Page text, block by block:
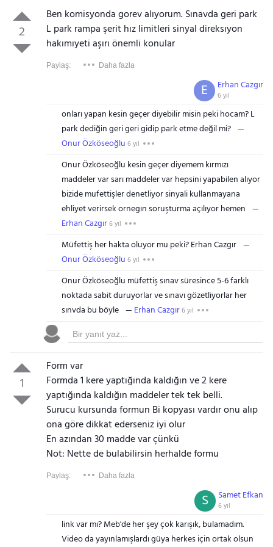
2
Ben komisyonda gorev alıyorum. Sınavda geri park
L park rampa şerit hız limitleri sinyal direksıyon
hakımıyeti aşırı önemli konular
Paylaş: Daha fazla
Erhan Cazgır
6 yıl
E
onları yapan kesin geçer diyebilir misin peki hocam? L
park dediğin geri geri gidip park etme değil mi?
Onur Özköseoğlu 6 yıl
Onur Özköseoğlu kesin geçer diyemem kırmızı
maddeler var sarı maddeler var hepsini yapabilen alıyor
bizide mufettişler denetliyor sinyali kullanmayana
ehliyet verirsek ornegın soruşturma açılıyor hemen
Erhan Cazgır6 yıl
Müfettiş her hakta oluyor mu peki? Erhan Cazgır
Onur Özköseoğlu 6 yıl
Onur Özköseoğlu müfettiş sınav süresince 5-6 farklı
noktada sabit duruyorlar ve sınavı gözetliyorlar her
sınvda bu böyle
Erhan Cazgır6 yıl
1
Form var
Formda 1 kere yaptığında kaldığın ve 2 kere
yaptığında kaldığın maddeler tek tek belli.
Surucu kursunda formun Bi kopyası vardır onu alıp
ona göre dikkat ederseniz iyi olur
En azından 30 madde var çünkü
Not: Nette de bulabilirsin herhalde formu
Paylaş: Daha fazla
Samet Efkan
6 yıl
S
link var mı? Meb'de her şey çok karışık, bulamadım.
Video da yayınlamışlardı güya herkes için ortak olsun